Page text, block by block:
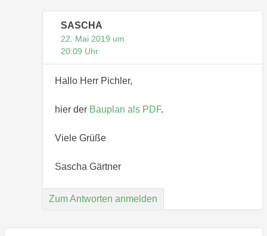
SASCHA
22. Mai 2019 um
20:09 Uhr
Hallo Herr Pichler,
hier der Bauplan als PDF.
Viele Grüße
Sascha Gärtner
Zum Antworten anmelden